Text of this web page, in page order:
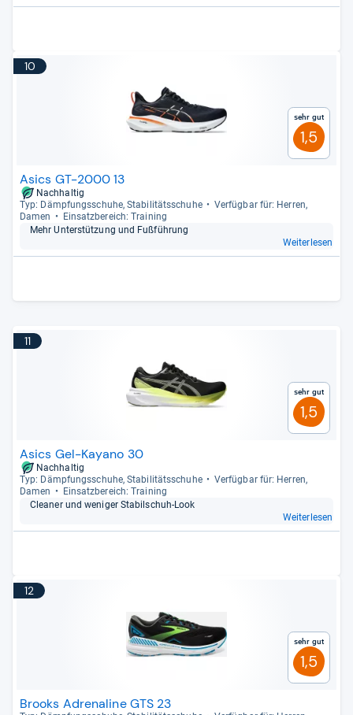
10
Sehr gut
1,5
Asics GT-2000 13
Nachhaltig
Typ: Dämp­fungs­schuhe, Sta­bi­li­täts­schuhe
Ver­füg­bar für: Her­ren,
Damen
Ein­satz­be­reich: Trai­ning
Mehr Unter­stüt­zung und Fuß­füh­rung
Weiterlesen
11
Sehr gut
1,5
Asics Gel-Kayano 30
Nachhaltig
Typ: Dämp­fungs­schuhe, Sta­bi­li­täts­schuhe
Ver­füg­bar für: Her­ren,
Damen
Ein­satz­be­reich: Trai­ning
Clea­ner und weni­ger Sta­bil­schuh-​Look
Weiterlesen
12
Sehr gut
1,5
Brooks Adrenaline GTS 23